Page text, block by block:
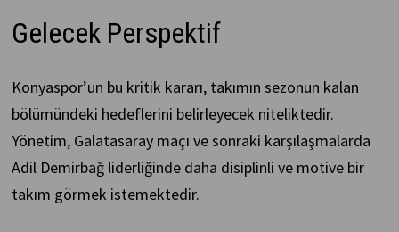
Gelecek Perspektif
Konyaspor’un bu kritik kararı, takımın sezonun kalan
bölümündeki hedeflerini belirleyecek niteliktedir.
Yönetim, Galatasaray maçı ve sonraki karşılaşmalarda
Adil Demirbağ liderliğinde daha disiplinli ve motive bir
takım görmek istemektedir.